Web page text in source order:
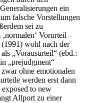
ein
falsche Vorstellungen
sei zu
Vorurteil –
wohl nach der
„Vorausurteil“ (ebd.:
„prejudgment“
ohne emotionalen
werden erst dann
to new
Allport zu einer